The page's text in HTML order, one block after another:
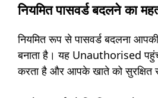
नियमित पासवर्ड बदलने का
नियमित रूप से पासवर्ड बदलना
बनाता है। यह Unauthorised
करता है और आपके खाते को सुरक्षित